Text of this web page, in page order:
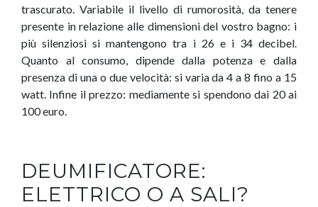
trascurato. Variabile il livello di rumorosità, da tenere
presente in relazione alle dimensioni del vostro bagno: i
più silenziosi si mantengono tra i 26 e i 34 decibel.
Quanto al consumo, dipende dalla potenza e dalla
presenza di una o due velocità: si varia da 4 a 8 fino a 15
watt. Infine il prezzo: mediamente si spendono dai 20 ai
100 euro.
DEUMIFICATORE:
ELETTRICO O A SALI?